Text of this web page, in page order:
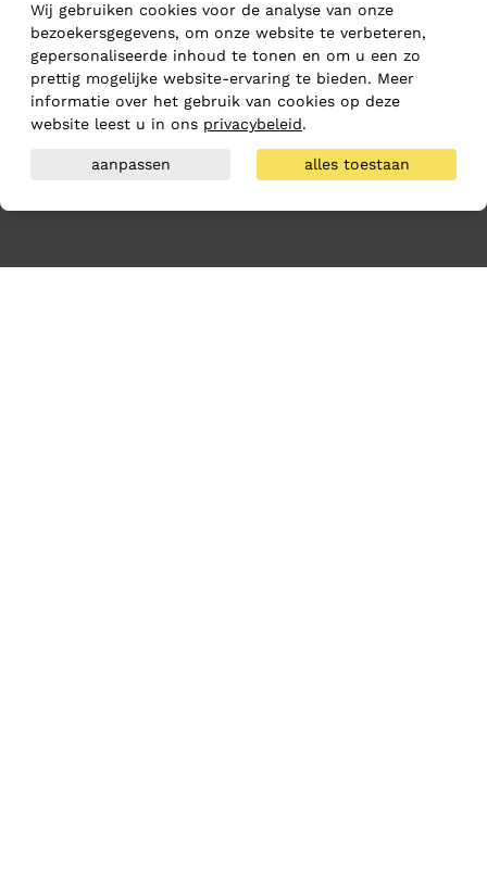
Wij gebruiken cookies voor de analyse van onze
bezoekersgegevens, om onze website te verbeteren,
gepersonaliseerde inhoud te tonen en om u een zo
prettig mogelijke website-ervaring te bieden. Meer
informatie over het gebruik van cookies op deze
website leest u in ons privacybeleid.
aanpassen alles toestaan